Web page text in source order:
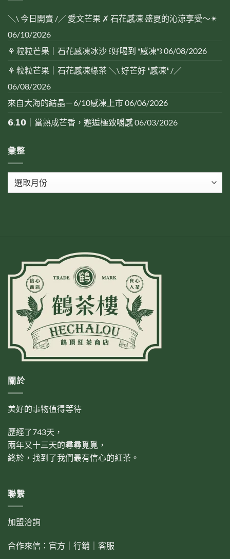
＼\ 今日開賣 /／ 愛文芒果 ✗ 石花感凍 盛夏的沁涼享受～✴︎
06/10/2026
⚘ 粒粒芒果｜石花感凍冰沙 ꒰好喝到 ❛感凍❛꒱ 06/08/2026
⚘ 粒粒芒果｜石花感凍綠茶 ＼\ 好芒好 ❛感凍❛ /／
06/08/2026
來自大海的結晶－6/10感凍上市06/06/2026
𝟲.𝟭𝟬｜當熟成芒香，邂逅極致嚼感06/03/2026
彙整
關於
美好的事物值得等待
歷經了743天，
兩年又十三天的尋尋覓覓，
終於，找到了我們最有信心的紅茶。
聯繫
加盟洽詢
合作來信： 官方 行銷 客服